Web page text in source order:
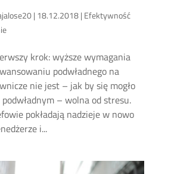
| 18.12.2018| Efektywność
krok: wyższe wymagania
podwładnego na
nie jest – jak by się mogło
– wolna od stresu.
pokładają nadzieje w nowo
i...